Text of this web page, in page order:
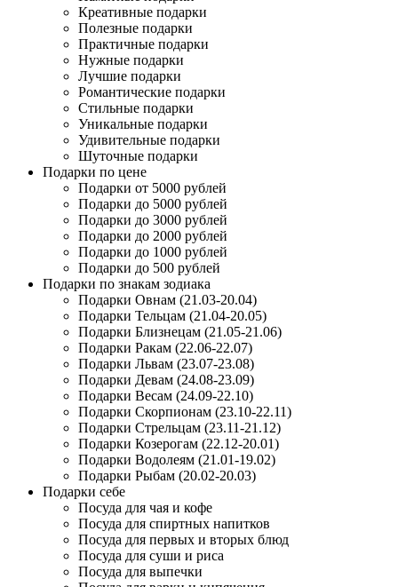
Креативные подарки
Полезные подарки
Практичные подарки
Нужные подарки
Лучшие подарки
Романтические подарки
Стильные подарки
Уникальные подарки
Удивительные подарки
Шуточные подарки
Подарки по цене
Подарки от 5000 рублей
Подарки до 5000 рублей
Подарки до 3000 рублей
Подарки до 2000 рублей
Подарки до 1000 рублей
Подарки до 500 рублей
Подарки по знакам зодиака
Подарки Овнам (21.03-20.04)
Подарки Тельцам (21.04-20.05)
Подарки Близнецам (21.05-21.06)
Подарки Ракам (22.06-22.07)
Подарки Львам (23.07-23.08)
Подарки Девам (24.08-23.09)
Подарки Весам (24.09-22.10)
Подарки Скорпионам (23.10-22.11)
Подарки Стрельцам (23.11-21.12)
Подарки Козерогам (22.12-20.01)
Подарки Водолеям (21.01-19.02)
Подарки Рыбам (20.02-20.03)
Подарки себе
Посуда для чая и кофе
Посуда для спиртных напитков
Посуда для первых и вторых блюд
Посуда для суши и риса
Посуда для выпечки